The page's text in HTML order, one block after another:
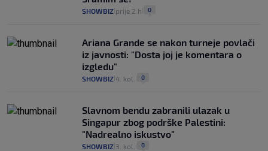
SHOWBIZ prije 2 h 0
Ariana Grande se nakon turneje povlači
iz javnosti: "Dosta joj je komentara o
izgledu"
SHOWBIZ 4. kol. 0
Slavnom bendu zabranili ulazak u
Singapur zbog podrške Palestini:
"Nadrealno iskustvo"
SHOWBIZ 3. kol. 0